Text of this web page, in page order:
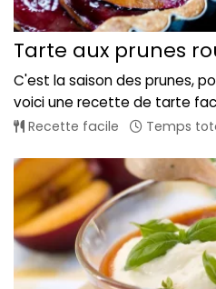
Tarte aux prunes
C'est la saison des prunes,
voici une recette de tarte
Recette facile Temps